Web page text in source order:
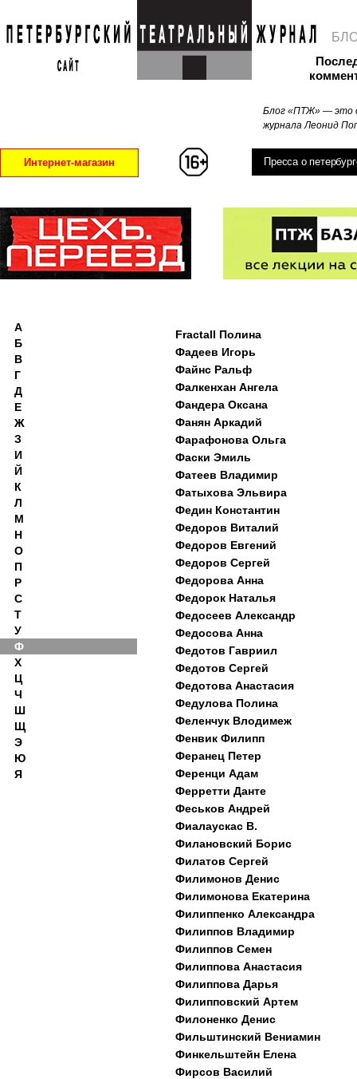
Блог «ПТЖ» — это
журнала Леонид
Интернет-магазин Пресса о
Fractall Полина
Фадеев Игорь
Файнс Ральф
Фалкенхан Ангела
Фандера Оксана
Фанян Аркадий
Фарафонова Ольга
Фаски Эмиль
Фатеев Владимир
Фатыхова Эльвира
Федин Константин
Федоров Виталий
Федоров Евгений
Федоров Сергей
Федорова Анна
Федорок Наталья
Федосеев Александр
Федосова Анна
Федотов Гавриил
Федотов Сергей
Федотова Анастасия
Федулова Полина
Феленчук Влодимеж
Фенвик Филипп
Феранец Петер
Ференци Адам
Ферретти Данте
Феськов Андрей
Фиалаускас В.
Филановский Борис
Филатов Сергей
Филимонов Денис
Филимонова Екатерина
Филиппенко Александра
Филиппов Владимир
Филиппов Семен
Филиппова Анастасия
Филиппова Дарья
Филипповский Артем
Филоненко Денис
Фильштинский Вениамин
Финкельштейн Елена
Фирсов Василий
А
Б
В
Г
Д
Е
Ж
З
И
Й
К
Л
М
Н
О
П
Р
С
Т
У
Ф
Х
Ц
Ч
Ш
Щ
Э
Ю
Я